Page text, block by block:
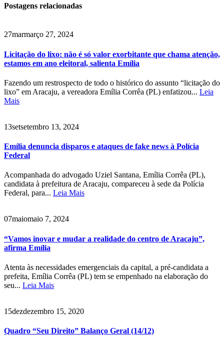
Postagens relacionadas
27marmarço 27, 2024
Licitação do lixo: não é só valor exorbitante que chama atenção,
estamos em ano eleitoral, salienta Emília
Fazendo um restrospecto de todo o histórico do assunto “licitação do
lixo” em Aracaju, a vereadora Emília Corrêa (PL) enfatizou... Leia
Mais
13setsetembro 13, 2024
Emília denuncia disparos e ataques de fake news à Polícia
Federal
Acompanhada do advogado Uziel Santana, Emília Corrêa (PL),
candidata à prefeitura de Aracaju, compareceu à sede da Polícia
Federal, para... Leia Mais
07maiomaio 7, 2024
“Vamos inovar e mudar a realidade do centro de Aracaju”,
afirma Emília
Atenta às necessidades emergenciais da capital, a pré-candidata a
prefeita, Emília Corrêa (PL) tem se empenhado na elaboração do
seu... Leia Mais
15dezdezembro 15, 2020
Quadro “Seu Direito” Balanço Geral (14/12)